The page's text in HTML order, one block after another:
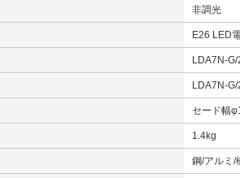
非調光
E26 LED
LDA7N-G/
LDA7N-G/
セード幅
1.4kg
鋼/アルミ/